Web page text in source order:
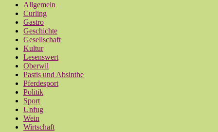
Allgemein
Curling
Gastro
Geschichte
Gesellschaft
Kultur
Lesenswert
Oberwil
Pastis und Absinthe
Pferdesport
Politik
Sport
Unfug
Wein
Wirtschaft